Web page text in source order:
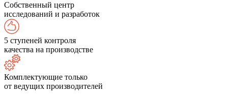
Собственный центр
исследований и разработок
5 ступеней контроля
качества на производстве
Комплектующие только
от ведущих производителей